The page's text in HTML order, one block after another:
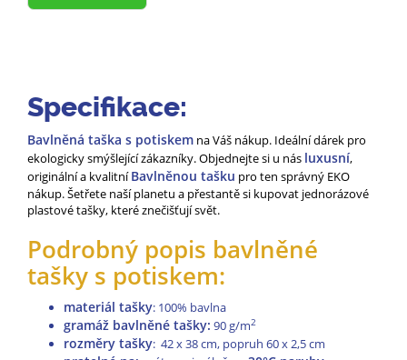
Specifikace:
Bavlněná taška s potiskem na Váš nákup. Ideální dárek pro
ekologicky smýšlející zákazníky. Objednejte si u nás luxusní,
originální a kvalitníBavlněnou tašku pro ten správný EKO
nákup. Šetřete naší planetu a přestantě si kupovat jednorázové
plastové tašky, které znečišťují svět.
Podrobný popis bavlněné
tašky s potiskem:
materiál tašky: 100% bavlna
gramáž bavlněné tašky: 90 g/m2
rozměry tašky: 42 x 38 cm, popruh 60 x 2,5 cm